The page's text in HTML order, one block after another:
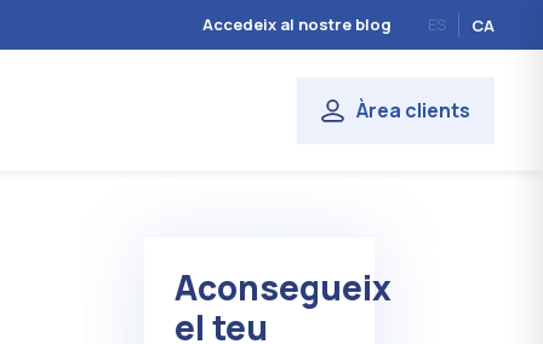
Accedeix al nostre blog ES CA
Àrea clients
Aconsegueix
el teu